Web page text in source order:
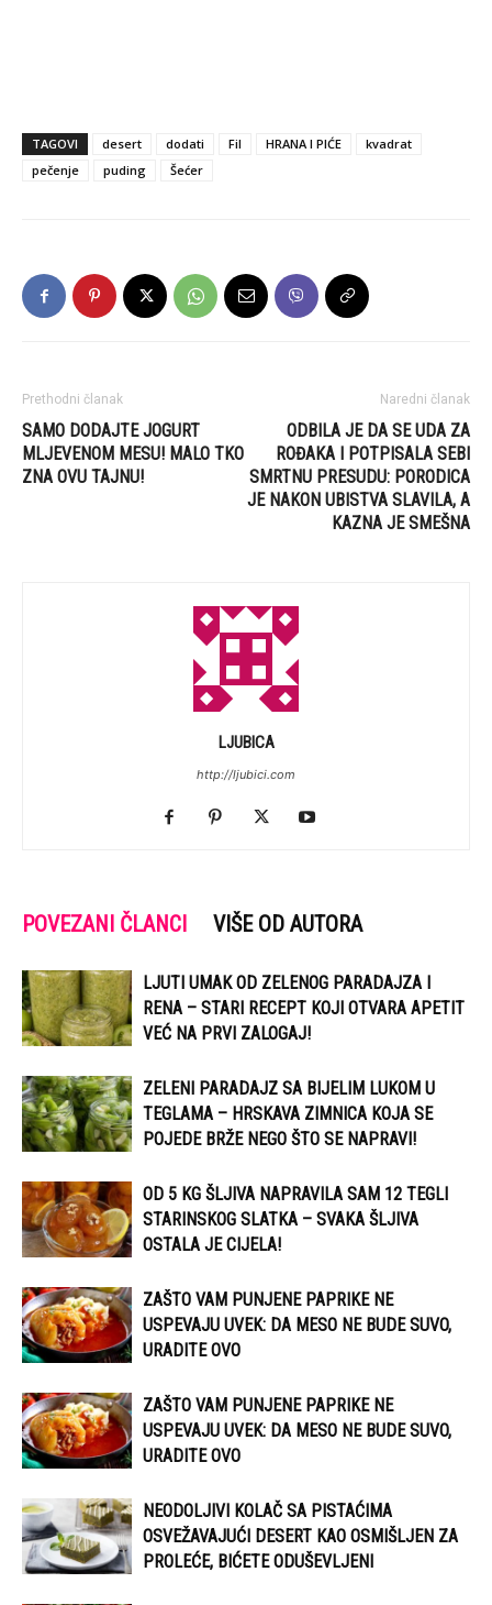
TAGOVI desert dodati Fil HRANA I PIĆE
kvadrat
pečenje
puding Šećer
Prethodni članak
SAMO DODAJTE JOGURT
MLJEVENOM MESU! MALO TKO
ZNA OVU TAJNU!
Naredni članak
ODBILA JE DA SE UDA ZA
ROĐAKA I POTPISALA SEBI
SMRTNU PRESUDU: PORODICA
JE NAKON UBISTVA SLAVILA, A
KAZNA JE SMEŠNA
LJUBICA
http://ljubici.com
POVEZANI ČLANCI VIŠE OD AUTORA
LJUTI UMAK OD ZELENOG PARADAJZA I
RENA – STARI RECEPT KOJI OTVARA APETIT
VEĆ NA PRVI ZALOGAJ!
ZELENI PARADAJZ SA BIJELIM LUKOM U
TEGLAMA – HRSKAVA ZIMNICA KOJA SE
POJEDE BRŽE NEGO ŠTO SE NAPRAVI!
OD 5 KG ŠLJIVA NAPRAVILA SAM 12 TEGLI
STARINSKOG SLATKA – SVAKA ŠLJIVA
OSTALA JE CIJELA!
ZAŠTO VAM PUNJENE PAPRIKE NE
USPEVAJU UVEK: DA MESO NE BUDE SUVO,
URADITE OVO
ZAŠTO VAM PUNJENE PAPRIKE NE
USPEVAJU UVEK: DA MESO NE BUDE SUVO,
URADITE OVO
NEODOLJIVI KOLAČ SA PISTAĆIMA
OSVEŽAVAJUĆI DESERT KAO OSMIŠLJEN ZA
PROLEĆE, BIĆETE ODUŠEVLJENI